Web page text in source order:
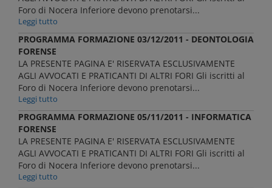
Foro di Nocera Inferiore devono prenotarsi...
Leggi tutto
PROGRAMMA FORMAZIONE 03/12/2011 - DEONTOLOGIA
FORENSE
LA PRESENTE PAGINA E' RISERVATA ESCLUSIVAMENTE
AGLI AVVOCATI E PRATICANTI DI ALTRI FORI Gli iscritti al
Foro di Nocera Inferiore devono prenotarsi...
Leggi tutto
PROGRAMMA FORMAZIONE 05/11/2011 - INFORMATICA
FORENSE
LA PRESENTE PAGINA E' RISERVATA ESCLUSIVAMENTE
AGLI AVVOCATI E PRATICANTI DI ALTRI FORI Gli iscritti al
Foro di Nocera Inferiore devono prenotarsi...
Leggi tutto